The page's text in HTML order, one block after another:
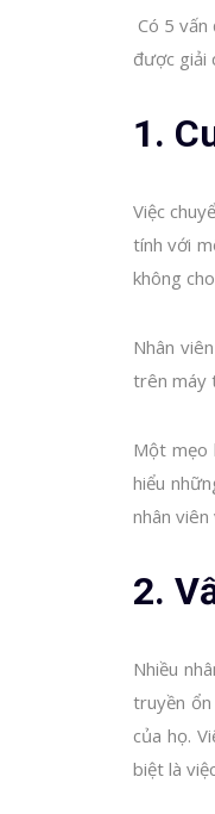
Có 5
được giải
1.
Việc
tính với
không
Nhân
trên máy
Một mẹo
hiểu
nhân
2.
Nhiều
truyền
của họ.
biệt là